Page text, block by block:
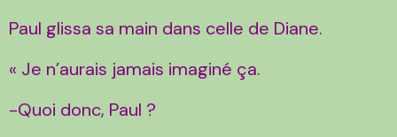
Paul glissa sa main dans celle de Diane.
« Je n’aurais jamais imaginé ça.
-Quoi donc, Paul ?